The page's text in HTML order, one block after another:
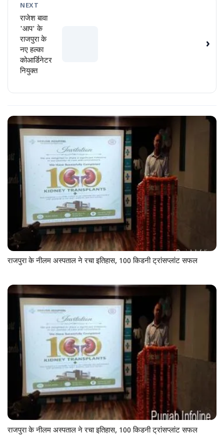
NEXT
राजेश बावा
'आप' के
राजपुरा के
नए हल्का
कोआर्डिनेटर
नियुक्त
›
राजपुरा के नीलम अस्पताल ने रचा इतिहास, 100 किडनी ट्रांसप्लांट सफल
राजपुरा के नीलम अस्पताल ने रचा इतिहास, 100 किडनी ट्रांसप्लांट सफल